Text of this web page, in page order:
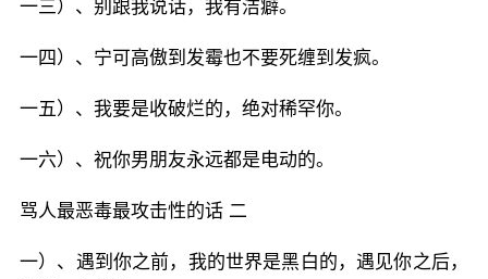
一三）、别跟我说话，我有洁癖。
一四）、宁可高傲到发霉也不要死缠到发疯。
一五）、我要是收破烂的，绝对稀罕你。
一六）、祝你男朋友永远都是电动的。
骂人最恶毒最攻击性的话 二
一）、遇到你之前，我的世界是黑白的，遇见你之后，